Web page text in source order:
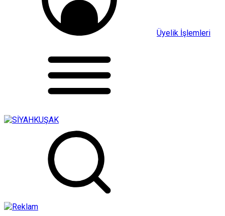
Üyelik İşlemleri